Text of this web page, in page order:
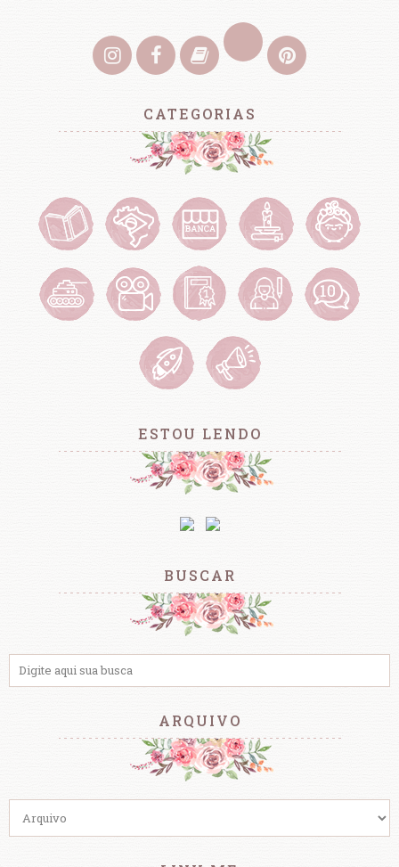
CATEGORIAS
ESTOU LENDO
BUSCAR
ARQUIVO